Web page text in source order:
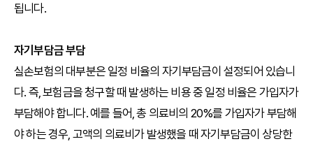
됩니다.
자기부담금 부담
실손보험의 대부분은 일정 비율의 자기부담금이 설정되어 있습니
다. 즉, 보험금을 청구할 때 발생하는 비용 중 일정 비율은 가입자가
부담해야 합니다. 예를 들어, 총 의료비의 20%를 가입자가 부담해
야 하는 경우, 고액의 의료비가 발생했을 때 자기부담금이 상당한